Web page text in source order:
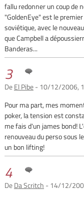
fallu redonner un coup de
"GoldenEye" est le
soviétique, avec le
que Campbell a
Banderas...
3
DeEl Pibe- 10/12/2006,
Pour ma part, mes
poker, la tension est
me fais d'un james bond!
renouveau du perso sous
un bon lifting!
4
DeDa Scritch - 14/12/